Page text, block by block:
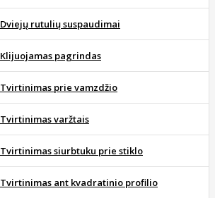
Dviejų rutulių suspaudimai
Klijuojamas pagrindas
Tvirtinimas prie vamzdžio
Tvirtinimas varžtais
Tvirtinimas siurbtuku prie stiklo
Tvirtinimas ant kvadratinio profilio